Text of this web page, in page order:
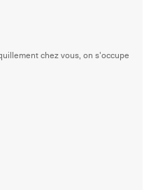
chez vous, on s'occupe